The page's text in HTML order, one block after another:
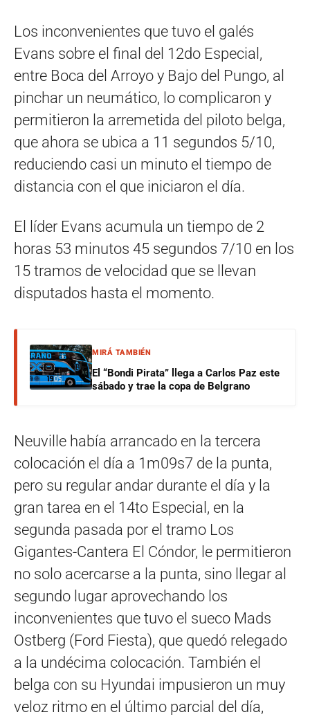
Los inconvenientes que tuvo el galés
Evans sobre el final del 12do Especial,
entre Boca del Arroyo y Bajo del Pungo, al
pinchar un neumático, lo complicaron y
permitieron la arremetida del piloto belga,
que ahora se ubica a 11 segundos 5/10,
reduciendo casi un minuto el tiempo de
distancia con el que iniciaron el día.
El líder Evans acumula un tiempo de 2
horas 53 minutos 45 segundos 7/10 en los
15 tramos de velocidad que se llevan
disputados hasta el momento.
MIRÁ TAMBIÉN
El “Bondi Pirata” llega a Carlos Paz este
sábado y trae la copa de Belgrano
Neuville había arrancado en la tercera
colocación el día a 1m09s7 de la punta,
pero su regular andar durante el día y la
gran tarea en el 14to Especial, en la
segunda pasada por el tramo Los
Gigantes-Cantera El Cóndor, le permitieron
no solo acercarse a la punta, sino llegar al
segundo lugar aprovechando los
inconvenientes que tuvo el sueco Mads
Ostberg (Ford Fiesta), que quedó relegado
a la undécima colocación. También el
belga con su Hyundai impusieron un muy
veloz ritmo en el último parcial del día,